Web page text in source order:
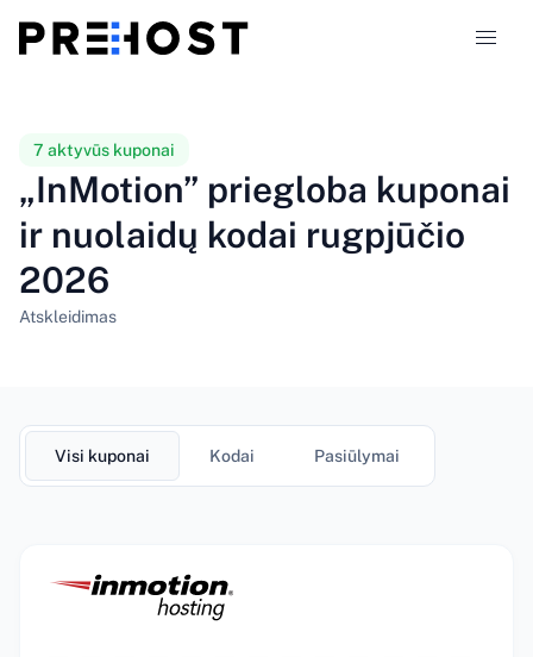
Palyginimai
Kuponai 319
7 aktyvūs kuponai
„InMotion” priegloba kuponai
ir nuolaidų kodai rugpjūčio
2026
Atskleidimas
Visi kuponai Kodai Pasiūlymai